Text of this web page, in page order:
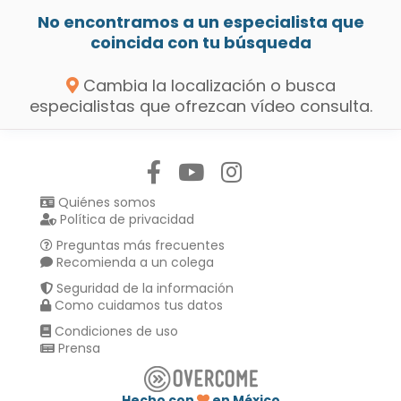
No encontramos a un especialista que
coincida con tu búsqueda
Cambia la localización o busca
especialistas que ofrezcan vídeo consulta.
Quiénes somos
Política de privacidad
Preguntas más frecuentes
Recomienda a un colega
Seguridad de la información
Como cuidamos tus datos
Condiciones de uso
Prensa